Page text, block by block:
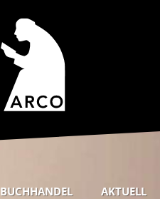
BUCHHANDEL AKTUELL